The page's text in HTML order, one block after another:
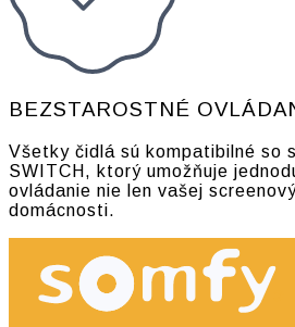
BEZSTAROSTNÉ
Všetky čidlá sú kompatibilné so
SWITCH, ktorý umožňuje
ovládanie nie len vašej
domácnosti.